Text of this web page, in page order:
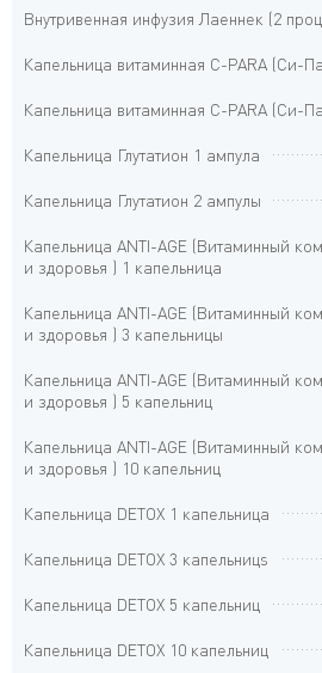
Внутривенная инфузия Лаеннек (2
Капельница витаминная C-PARA (Си-
Капельница витаминная C-PARA (Си-
Капельница Глутатион 1 ампула
Капельница Глутатион 2 ампулы
Капельница ANTI-AGE (Витаминный
и здоровья ) 1 капельница
Капельница ANTI-AGE (Витаминный
и здоровья ) 3 капельницы
Капельница ANTI-AGE (Витаминный
и здоровья ) 5 капельниц
Капельница ANTI-AGE (Витаминный
и здоровья ) 10 капельниц
Капельница DETOX 1 капельница
Капельница DETOX 3 капельницs
Капельница DETOX 5 капельниц
Капельница DETOX 10 капельниц